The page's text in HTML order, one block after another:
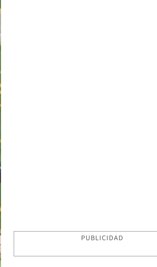
PUBLICIDAD